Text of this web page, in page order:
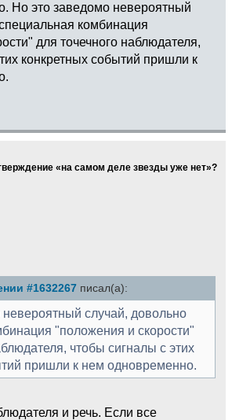
Но это заведомо невероятный
комбинация
для точечного наблюдателя,
конкретных событий пришли к
«на самом деле звезды уже нет»?
#1632267 писал(а):
случай, довольно
"положения и скорости"
чтобы сигналы с этих
пришли к нем одновременно.
и речь. Если все